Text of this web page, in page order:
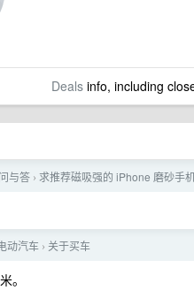
Dealsinfo, including
问与答 › 求推荐磁吸强的 iPhone 磨砂手
动汽车 › 关于买车
。